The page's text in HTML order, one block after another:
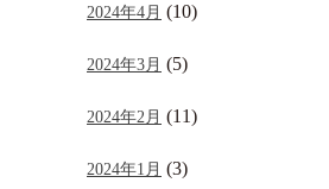
2024年4月 (10)
2024年3月 (5)
2024年2月 (11)
2024年1月 (3)